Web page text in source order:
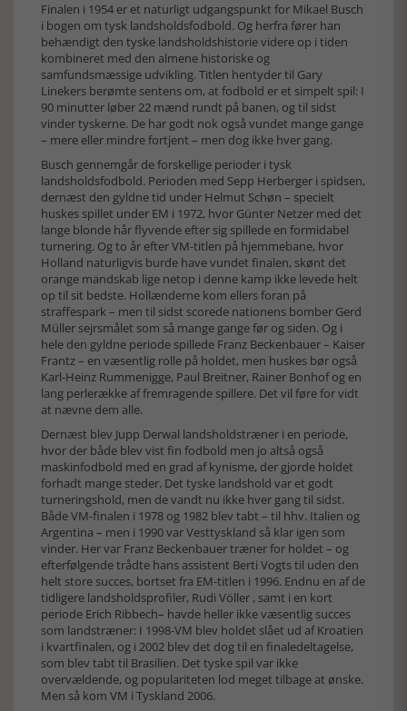
Finalen i 1954 er et naturligt udgangspunkt for Mikael Busch
i bogen om tysk landsholdsfodbold. Og herfra fører han
behændigt den tyske landsholdshistorie videre op i tiden
kombineret med den almene historiske og
samfundsmæssige udvikling. Titlen hentyder til Gary
Linekers berømte sentens om, at fodbold er et simpelt spil: I
90 minutter løber 22 mænd rundt på banen, og til sidst
vinder tyskerne. De har godt nok også vundet mange gange
– mere eller mindre fortjent – men dog ikke hver gang.
Busch gennemgår de forskellige perioder i tysk
landsholdsfodbold. Perioden med Sepp Herberger i spidsen,
dernæst den gyldne tid under Helmut Schøn – specielt
huskes spillet under EM i 1972, hvor Günter Netzer med det
lange blonde hår flyvende efter sig spillede en formidabel
turnering. Og to år efter VM-titlen på hjemmebane, hvor
Holland naturligvis burde have vundet finalen, skønt det
orange mandskab lige netop i denne kamp ikke levede helt
op til sit bedste. Hollænderne kom ellers foran på
straffespark – men til sidst scorede nationens bomber Gerd
Müller sejrsmålet som så mange gange før og siden. Og i
hele den gyldne periode spillede Franz Beckenbauer – Kaiser
Frantz – en væsentlig rolle på holdet, men huskes bør også
Karl-Heinz Rummenigge, Paul Breitner, Rainer Bonhof og en
lang perlerække af fremragende spillere. Det vil føre for vidt
at nævne dem alle.
Dernæst blev Jupp Derwal landsholdstræner i en periode,
hvor der både blev vist fin fodbold men jo altså også
maskinfodbold med en grad af kynisme, der gjorde holdet
forhadt mange steder. Det tyske landshold var et godt
turneringshold, men de vandt nu ikke hver gang til sidst.
Både VM-finalen i 1978 og 1982 blev tabt – til hhv. Italien og
Argentina – men i 1990 var Vesttyskland så klar igen som
vinder. Her var Franz Beckenbauer træner for holdet – og
efterfølgende trådte hans assistent Berti Vogts til uden den
helt store succes, bortset fra EM-titlen i 1996. Endnu en af de
tidligere landsholdsprofiler, Rudi Völler , samt i en kort
periode Erich Ribbech– havde heller ikke væsentlig succes
som landstræner: I 1998-VM blev holdet slået ud af Kroatien
i kvartfinalen, og i 2002 blev det dog til en finaledeltagelse,
som blev tabt til Brasilien. Det tyske spil var ikke
overvældende, og populariteten lod meget tilbage at ønske.
Men så kom VM i Tyskland 2006.